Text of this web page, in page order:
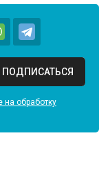
ПОДПИСАТЬСЯ
на обработку